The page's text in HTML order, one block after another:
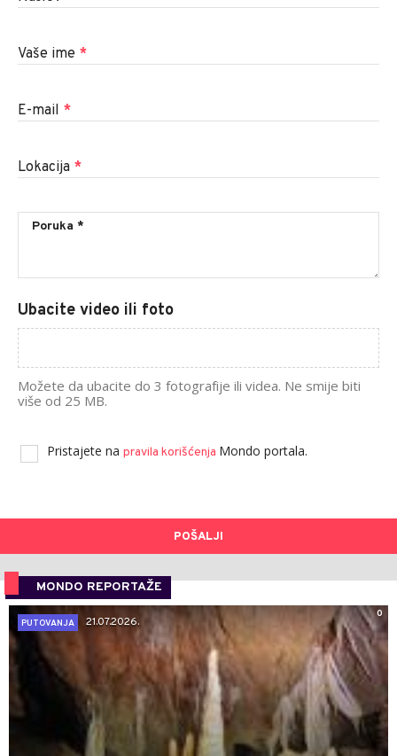
Vaše ime *
E-mail *
Lokacija *
Ubacite video ili foto
Možete da ubacite do 3 fotografije ili videa. Ne smije biti
više od 25 MB.
Pristajete na pravila korišćenja Mondo portala.
POŠALJI
MONDO REPORTAŽE
0
PUTOVANJA
21.07.2026.